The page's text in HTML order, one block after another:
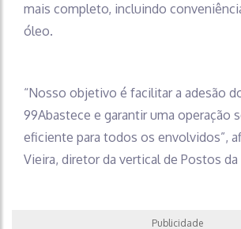
mais completo, incluindo
óleo.
“Nosso objetivo é facilitar a adesão
99Abastece e garantir uma operação
eficiente para todos os envolvidos”,
Vieira, diretor da vertical de Postos da
Publicidade